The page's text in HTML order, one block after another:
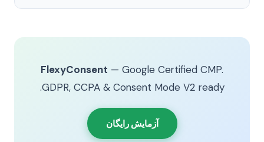
FlexyConsent — Google Certified CMP.
GDPR, CCPA & Consent Mode V2 ready.
آزمایش رایگان